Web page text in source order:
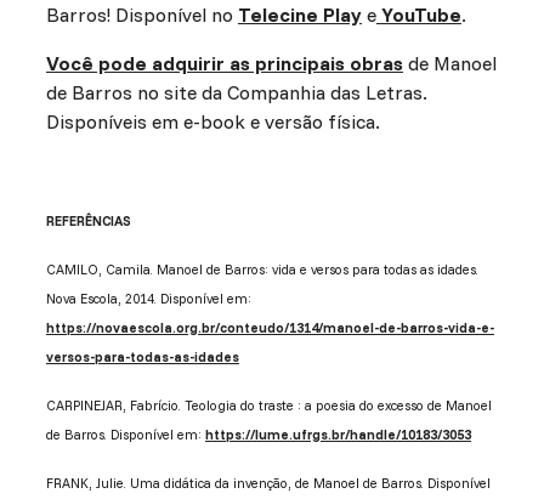
Barros! Disponível no Telecine PlayeYouTube.
Você pode adquirir as principais obras de Manoel
de Barros no site da Companhia das Letras.
Disponíveis em e-book e versão física.
REFERÊNCIAS
CAMILO, Camila. Manoel de Barros: vida e versos para todas as idades.
Nova Escola, 2014. Disponível em:
https://novaescola.org.br/conteudo/1314/manoel-de-barros-vida-e-
versos-para-todas-as-idades
CARPINEJAR, Fabrício. Teologia do traste : a poesia do excesso de Manoel
de Barros. Disponível em: https://lume.ufrgs.br/handle/10183/3053
FRANK, Julie. Uma didática da invenção, de Manoel de Barros. Disponível